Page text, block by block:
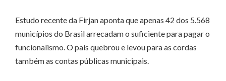
Estudo recente da Firjan aponta que apenas 42 dos 5.568
municípios do Brasil arrecadam o suficiente para pagar o
funcionalismo. O país quebrou e levou para as cordas
também as contas públicas municipais.